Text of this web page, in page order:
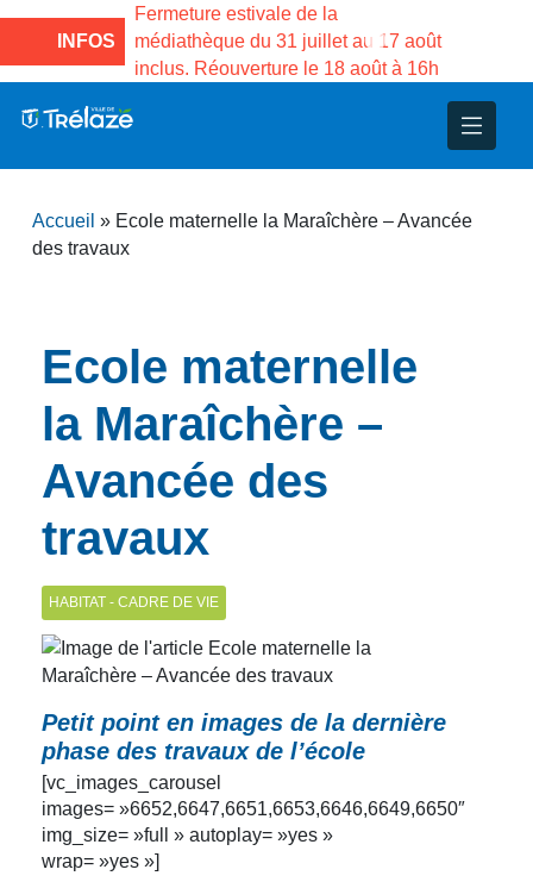
INFOS
la Maison des
de Gama du
Fermeture estivale de la
médiathèque du 31 juillet au 17 août
inclus. Réouverture le 18 août à 16h
et d’animations
Projets
– Jumelage
Accueil » Ecole maternelle la Maraîchère – Avancée
des travaux
Ecole maternelle
la Maraîchère –
Avancée des
travaux
HABITAT - CADRE DE VIE
Petit point en images de la dernière
phase des travaux de l’école
[vc_images_carousel
images= »6652,6647,6651,6653,6646,6649,6650″
img_size= »full » autoplay= »yes »
wrap= »yes »]